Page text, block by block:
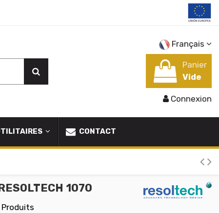
Français
Panier
Vide
Connexion
CONTACT
1070
Produits